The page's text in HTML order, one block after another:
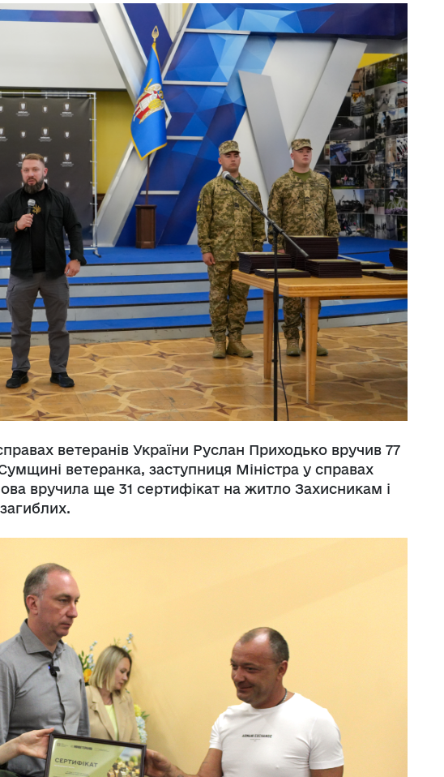
ветеранів України Руслан Приходько вручив 77
ветеранка, заступниця Міністра у справах
вручила ще 31 сертифікат на житло Захисникам і